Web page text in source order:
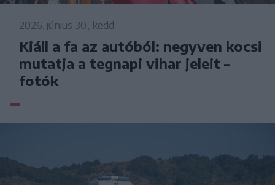
2026. június 30., kedd
Kiáll a fa az autóból: negyven kocsi
mutatja a tegnapi vihar jeleit –
fotók